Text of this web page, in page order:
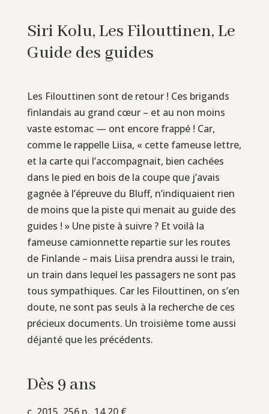
Siri Kolu, Les Filouttinen, Le
Guide des guides
Les Filouttinen sont de retour ! Ces brigands
finlandais au grand cœur – et au non moins
vaste estomac — ont encore frappé ! Car,
comme le rappelle Liisa, « cette fameuse lettre,
et la carte qui l’accompagnait, bien cachées
dans le pied en bois de la coupe que j’avais
gagnée à l’épreuve du Bluff, n’indiquaient rien
de moins que la piste qui menait au guide des
guides ! » Une piste à suivre ? Et voilà la
fameuse camionnette repartie sur les routes
de Finlande – mais Liisa prendra aussi le train,
un train dans lequel les passagers ne sont pas
tous sympathiques. Car les Filouttinen, on s’en
doute, ne sont pas seuls à la recherche de ces
précieux documents. Un troisième tome aussi
déjanté que les précédents.
Dès 9 ans